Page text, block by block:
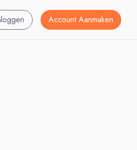
Account Aanmaken